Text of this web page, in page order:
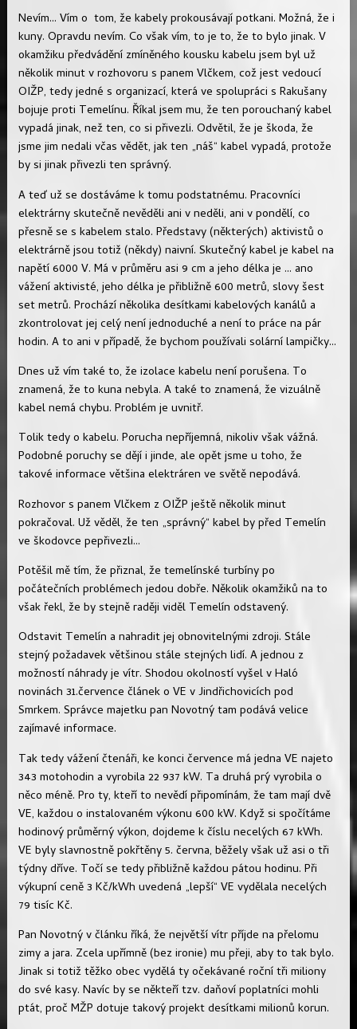
Nevím... Vím o tom, že kabely prokousávají potkani. Možná, že i
kuny. Opravdu nevím. Co však vím, to je to, že to bylo jinak. V
okamžiku předvádění zmíněného kousku kabelu jsem byl už
několik minut v rozhovoru s panem Vlčkem, což jest vedoucí
OIŽP, tedy jedné s organizací, která ve spolupráci s Rakušany
bojuje proti Temelínu. Říkal jsem mu, že ten porouchaný kabel
vypadá jinak, než ten, co si přivezli. Odvětil, že je škoda, že
jsme jim nedali včas vědět, jak ten „náš“ kabel vypadá, protože
by si jinak přivezli ten správný.
A teď už se dostáváme k tomu podstatnému. Pracovníci
elektrárny skutečně nevěděli ani v neděli, ani v pondělí, co
přesně se s kabelem stalo. Představy (některých) aktivistů o
elektrárně jsou totiž (někdy) naivní. Skutečný kabel je kabel na
napětí 6000 V. Má v průměru asi 9 cm a jeho délka je ... ano
vážení aktivisté, jeho délka je přibližně 600 metrů, slovy šest
set metrů. Prochází několika desítkami kabelových kanálů a
zkontrolovat jej celý není jednoduché a není to práce na pár
hodin. A to ani v případě, že bychom používali solární lampičky...
Dnes už vím také to, že izolace kabelu není porušena. To
znamená, že to kuna nebyla. A také to znamená, že vizuálně
kabel nemá chybu. Problém je uvnitř.
Tolik tedy o kabelu. Porucha nepříjemná, nikoliv však vážná.
Podobné poruchy se dějí i jinde, ale opět jsme u toho, že
takové informace většina elektráren ve světě nepodává.
Rozhovor s panem Vlčkem z OIŽP ještě několik minut
pokračoval. Už věděl, že ten „správný“ kabel by před Temelín
ve škodovce pepřivezli...
Potěšil mě tím, že přiznal, že temelínské turbíny po
počátečních problémech jedou dobře. Několik okamžiků na to
však řekl, že by stejně raději viděl Temelín odstavený.
Odstavit Temelín a nahradit jej obnovitelnými zdroji. Stále
stejný požadavek většinou stále stejných lidí. A jednou z
možností náhrady je vítr. Shodou okolností vyšel v Haló
novinách 31.července článek o VE v Jindřichovicích pod
Smrkem. Správce majetku pan Novotný tam podává velice
zajímavé informace.
Tak tedy vážení čtenáři, ke konci července má jedna VE najeto
343 motohodin a vyrobila 22 937 kW. Ta druhá prý vyrobila o
něco méně. Pro ty, kteří to nevědí připomínám, že tam mají dvě
VE, každou o instalovaném výkonu 600 kW. Když si spočítáme
hodinový průměrný výkon, dojdeme k číslu necelých 67 kWh.
VE byly slavnostně pokřtěny 5. června, běžely však už asi o tři
týdny dříve. Točí se tedy přibližně každou pátou hodinu. Při
výkupní ceně 3 Kč/kWh uvedená „lepší“ VE vydělala necelých
79 tisíc Kč.
Pan Novotný v článku říká, že největší vítr příjde na přelomu
zimy a jara. Zcela upřímně (bez ironie) mu přeji, aby to tak bylo.
Jinak si totiž těžko obec vydělá ty očekávané roční tři miliony
do své kasy. Navíc by se někteří tzv. daňoví poplatníci mohli
ptát, proč MŽP dotuje takový projekt desítkami milionů korun.